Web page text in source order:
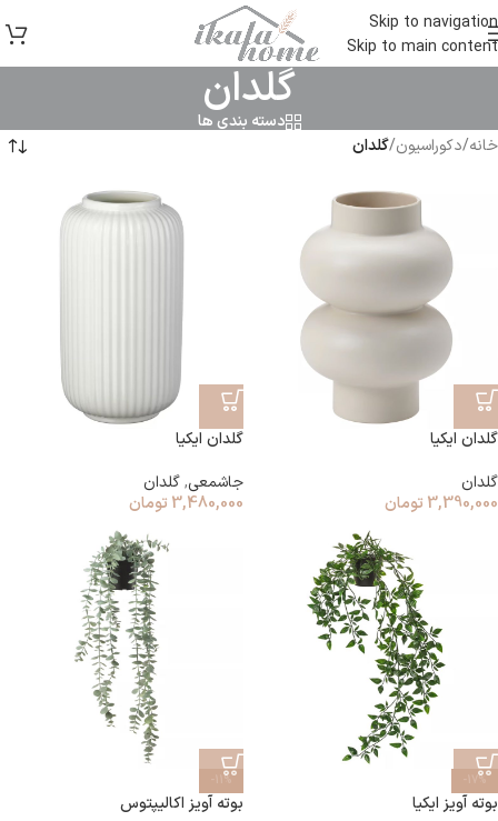
Skip to navigation
Skip to main content
گلدان
دسته بندی ها
خانه/دکوراسیون/گلدان
گلدان ایکیا
گلدان
3,390,000 تومان
گلدان ایکیا
جاشمعی,گلدان
3,480,000 تومان
-17%
بوته آویز ایکیا
-11%
بوته آویز اکالیپتوس